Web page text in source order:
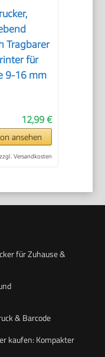
Tragbarer
für
9-16 mm
12,99 €
ansehen
Versandkosten
für Zuhause &
& Barcode
kaufen: Kompakter